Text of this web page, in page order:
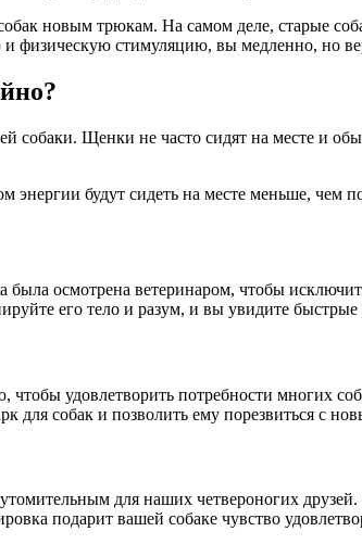
новым трюкам. На самом деле, старые
физическую стимуляцию, вы медленно, но
Щенки не часто сидят на месте и
будут сидеть на месте меньше, чем
была осмотрена ветеринаром, чтобы
его тело и разум, и вы увидите быстрые
удовлетворить потребности многих
для собак и позволить ему порезвиться с
для наших четвероногих
подарит вашей собаке чувство